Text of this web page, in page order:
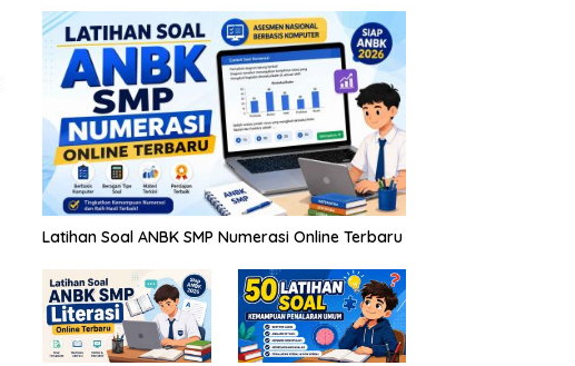
Latihan Soal ANBK SMP Numerasi Online Terbaru